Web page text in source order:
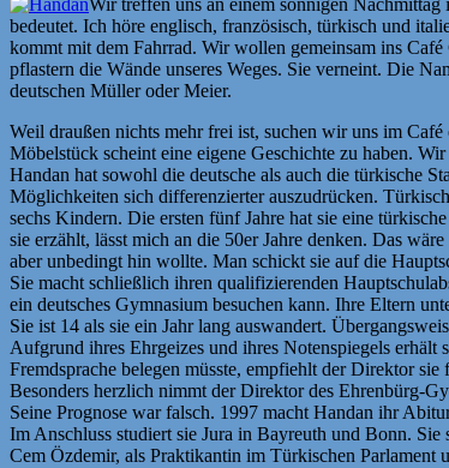
Wir treffen uns an einem sonnigen
bedeutet. Ich höre englisch, französisch, türkisch und
kommt mit dem Fahrrad. Wir wollen gemeinsam ins
pflastern die Wände unseres Weges. Sie verneint. Die
deutschen Müller oder Meier.
Weil draußen nichts mehr frei ist, suchen wir uns im
Möbelstück scheint eine eigene Geschichte zu haben.
Handan hat sowohl die deutsche als auch die türkische
Möglichkeiten sich differenzierter auszudrücken.
sechs Kindern. Die ersten fünf Jahre hat sie eine
sie erzählt, lässt mich an die 50er Jahre denken. Das
aber unbedingt hin wollte. Man schickt sie auf die
Sie macht schließlich ihren qualifizierenden
ein deutsches Gymnasium besuchen kann. Ihre Eltern
Sie ist 14 als sie ein Jahr lang auswandert.
Aufgrund ihres Ehrgeizes und ihres Notenspiegels
Fremdsprache belegen müsste, empfiehlt der Direktor
Besonders herzlich nimmt der Direktor des Ehrenbürg-
Seine Prognose war falsch. 1997 macht Handan ihr
Im Anschluss studiert sie Jura in Bayreuth und Bonn.
Cem Özdemir, als Praktikantin im Türkischen Parlament